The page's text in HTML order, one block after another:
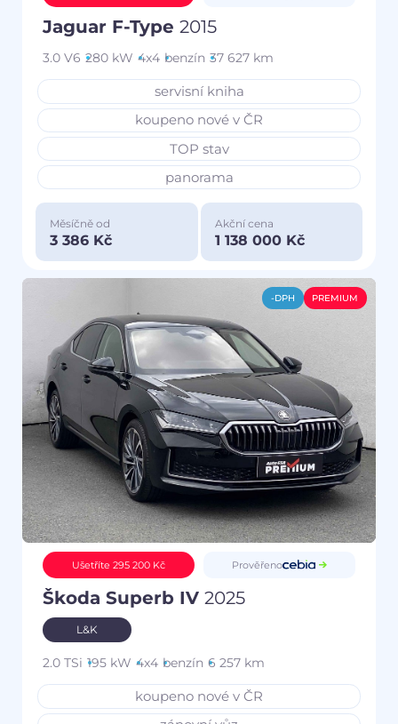
Jaguar F-Type 2015
3.0 V6 280 kW 4x4 benzín 37 627 km
servisní kniha
koupeno nové v ČR
TOP stav
panorama
Měsíčně od
3 386 Kč
Akční cena
1 138 000 Kč
-DPH PREMIUM
Ušetříte 295 200 Kč Prověřeno
Škoda Superb IV 2025
L&K
2.0 TSi 195 kW 4x4 benzín 6 257 km
koupeno nové v ČR